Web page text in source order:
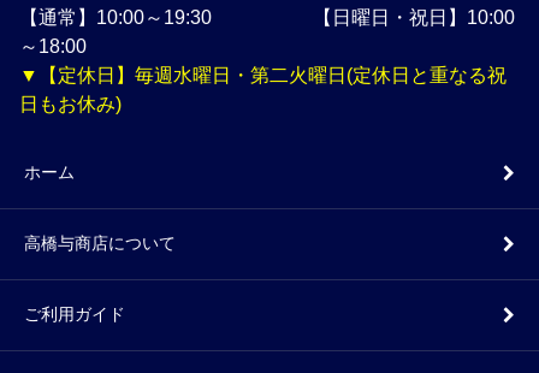
【通常】10:00～19:30 【日曜日・祝日】10:00
～18:00
▼【定休日】毎週水曜日・第二火曜日(定休日と重なる祝
日もお休み)
ホーム
高橋与商店について
ご利用ガイド